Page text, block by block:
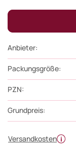
Versandkosten
Anbieter:
Packungsgröße:
PZN:
Grundpreis: